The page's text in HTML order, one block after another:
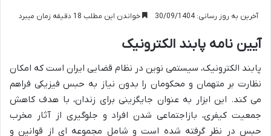
آخرین به روز رسانی: 30/09/1404 خواندن این مطلب 18 دقیقه زمان میبرد
آیین نامه پابند الکترونیک
پابند الکترونیک، سیستمی نوین در نظام قضایی ایران است که امکان
نظارت بر متهمان و محکومان را بدون نیاز به حبس فیزیکی فراهم
می کند. این ابزار به عنوان جایگزینی برای زندان، با هدف کاهش
جمعیت کیفری، بازاجتماعی شدن افراد و جلوگیری از آثار مخرب
حبس در نظر گرفته شده است و شامل مجموعه ای از قوانین و